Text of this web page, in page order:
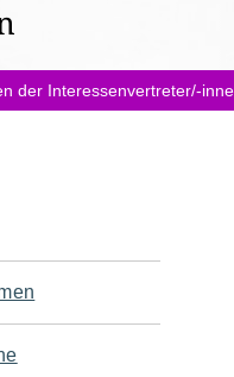
der Interessenvertreter/-